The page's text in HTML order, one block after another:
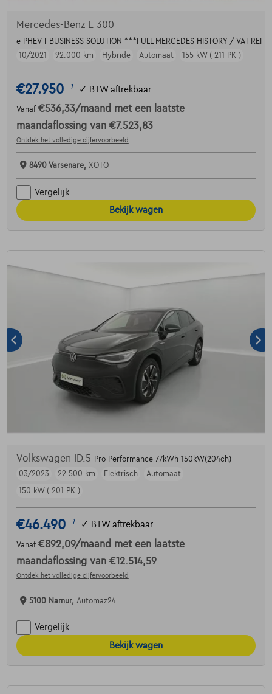
Mercedes-Benz E 300
e PHEV T BUSINESS SOLUTION ***FULL MERCEDES HISTORY / VAT
10/2021
92.000 km Hybride Automaat 155 kW ( 211 PK )
€27.950 1 ✓ BTW aftrekbaar
Vanaf €536,33/maand met een laatste
maandaflossing van €7.523,83
Ontdek het volledige cijfervoorbeeld
8490 Varsenare, XOTO
Vergelijk
Bekijk wagen
Volkswagen ID.5 Pro Performance 77kWh 150kW(204ch)
03/2023
22.500 km Elektrisch
Automaat
150 kW ( 201 PK )
€46.490 1 ✓ BTW aftrekbaar
Vanaf €892,09/maand met een laatste
maandaflossing van €12.514,59
Ontdek het volledige cijfervoorbeeld
5100 Namur, Automaz24
Vergelijk
Bekijk wagen